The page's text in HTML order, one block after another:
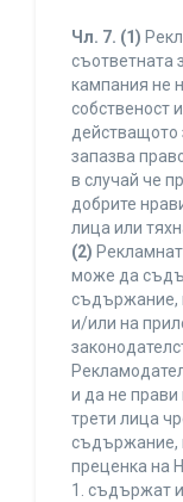
Чл. 7. (1)
съответната
кампания не
собственост
действащото
запазва
в случай че
добрите
лица или
(2)
може да
съдържание,
и/или на
и да не прави
трети лица
съдържание,
преценка на
1. съдържат